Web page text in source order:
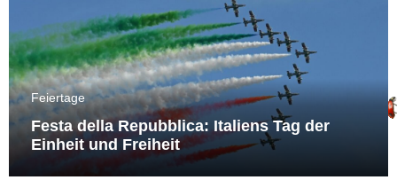
Feiertage
Festa della Repubblica: Italiens Tag der
Einheit und Freiheit